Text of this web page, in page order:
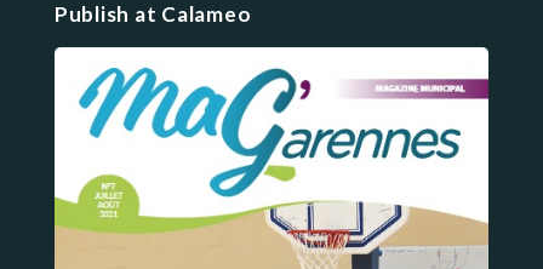
Publish at Calameo